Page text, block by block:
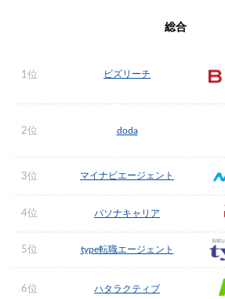
総合
1位 ビズリーチ
2位 doda
3位 マイナビエージェント
4位 パソナキャリア
5位 type転職エージェント
6位 ハタラクティブ